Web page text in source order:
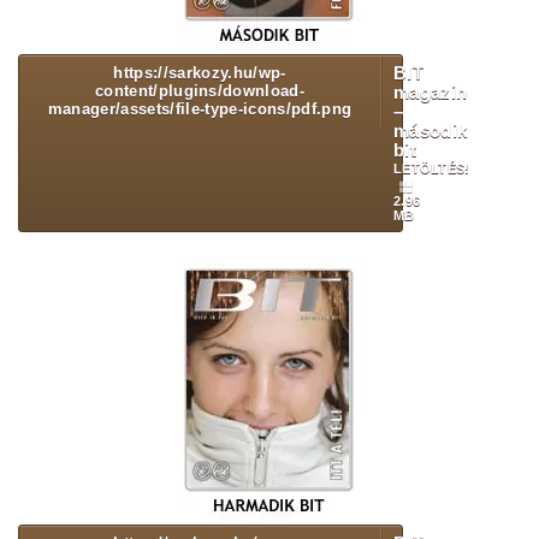
https://sarkozy.hu/wp-
content/plugins/download-
manager/assets/file-type-icons/pdf.png
BIT
magazin
–
második
bit
LETÖLTÉS!
2.96
MB